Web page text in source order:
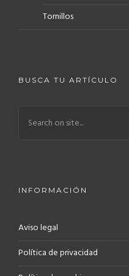
Tornillos
BUSCA TU ARTÍCULO
INFORMACIÓN
Aviso legal
Política de privacidad